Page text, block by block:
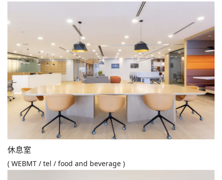
休息室
( WEBMT / tel / food and beverage )